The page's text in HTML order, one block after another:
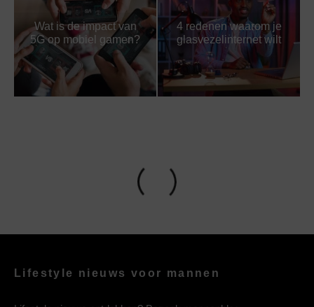
Wat is de impact van
5G op mobiel gamen?
4 redenen waarom je
glasvezelinternet wilt
Lifestyle nieuws voor mannen